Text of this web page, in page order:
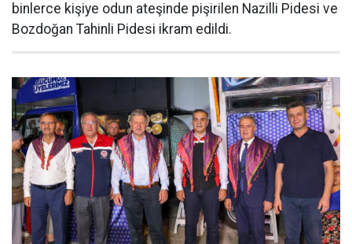
binlerce kişiye odun ateşinde pişirilen Nazilli Pidesi ve
Bozdoğan Tahinli Pidesi ikram edildi.